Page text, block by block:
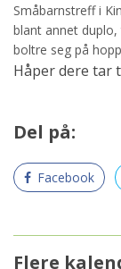
Småbarnstreff i
blant annet
boltre seg på
Håper dere tar
Del på:
Facebook
Flere